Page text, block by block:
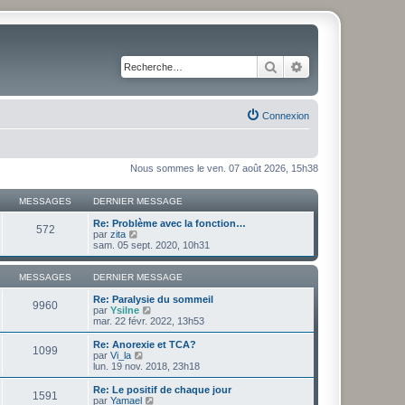
Rechercher
Connexion
Nous sommes le ven. 07 août 2026, 15h38
MESSAGES DERNIER MESSAGE
572
Re: Problème avec la fonction…
par zita
o
i
r
l
e
d
e
r
n
i
e
r
s
sam. 05 sept. 2020, 10h31
MESSAGES DERNIER MESSAGE
9960
Re: Paralysie du sommeil
par Ysilne
o
i
r
e
e
r
mar. 22 févr. 2022, 13h53
1099
Re: Anorexie et TCA?
par Vi_la
o
i
r
l
lun. 19 nov. 2018, 23h18
1591
Re: Le positif de chaque jour
par Yamael